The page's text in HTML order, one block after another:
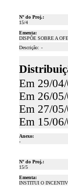
Nº do Proj.:
15/4
Ementa:
DISPÕE SOBRE A
Descrição: -
Em 29/
Em 26/
Em 27/
Em 15/
Anexo:
-
Nº do Proj.:
15/5
Ementa:
INSTITUI O